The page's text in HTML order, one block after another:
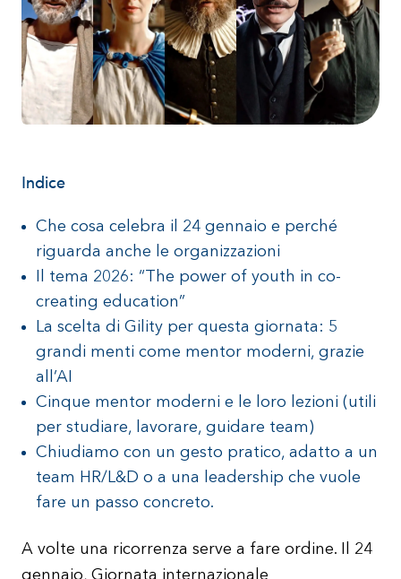
Indice
Che cosa celebra il 24 gennaio e perché
riguarda anche le organizzazioni
Il tema 2026: “The power of youth in co-
creating education”
La scelta di Gility per questa giornata: 5
grandi menti come mentor moderni, grazie
all’AI
Cinque mentor moderni e le loro lezioni (utili
per studiare, lavorare, guidare team)
Chiudiamo con un gesto pratico, adatto a un
team HR/L&D o a una leadership che vuole
fare un passo concreto.
A volte una ricorrenza serve a fare ordine. Il 24
gennaio, Giornata internazionale